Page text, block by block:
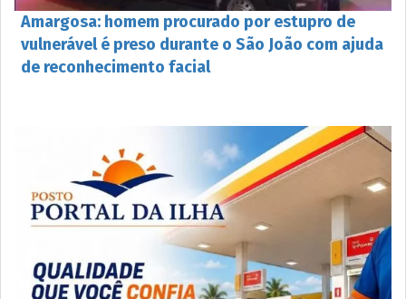
Amargosa: homem procurado por estupro de
vulnerável é preso durante o São João com ajuda
de reconhecimento facial